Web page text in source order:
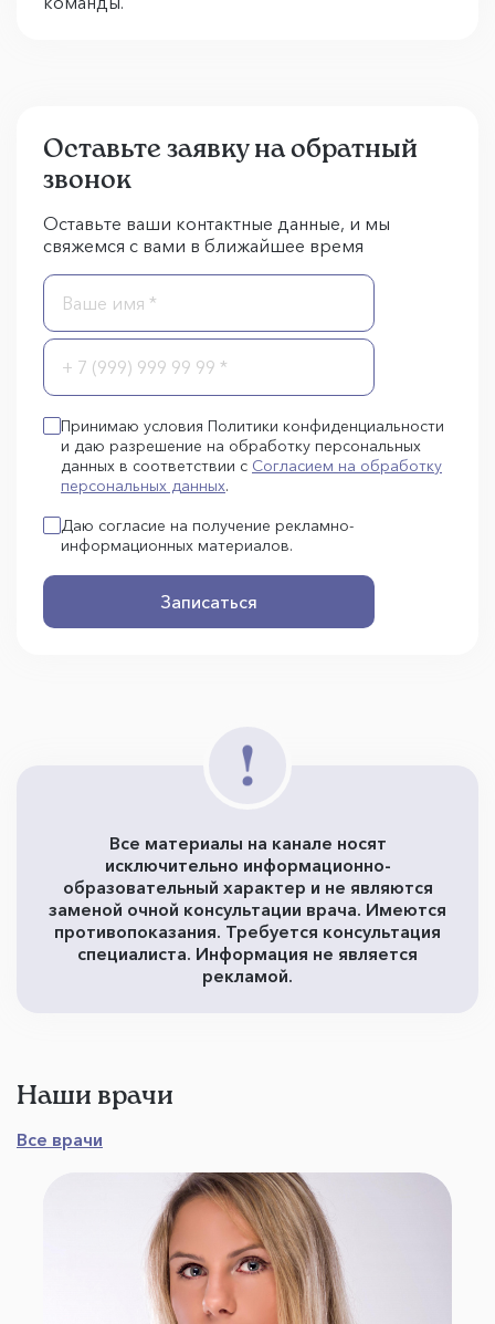
Оставьте заявку на обратный
звонок
Оставьте ваши контактные данные, и мы
свяжемся с вами в ближайшее время
Принимаю условия Политики конфиденциальности
и даю разрешение на обработку персональных
данных в соответствии с Согласием на обработку
персональных данных.
Даю согласие на получение рекламно-
информационных материалов.
Записаться
Все материалы на канале носят
исключительно информационно-
образовательный характер и не являются
заменой очной консультации врача. Имеются
противопоказания. Требуется консультация
специалиста. Информация не является
рекламой.
Наши врачи
Все врачи